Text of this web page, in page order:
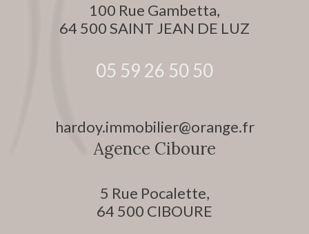
100 Rue Gambetta,
64 500SAINT JEAN DE LUZ
05 59 26 50 50
Agence Ciboure
5 Rue Pocalette,
64 500 CIBOURE
hardoy.immobilier@orange.fr